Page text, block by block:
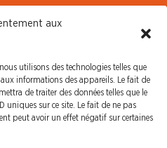
aux
utilisons des technologies telles que
aux informations des appareils. Le fait de
de traiter des données telles que le
uniques sur ce site. Le fait de ne pas
peut avoir un effet négatif sur certaines
Cadres
Retraités